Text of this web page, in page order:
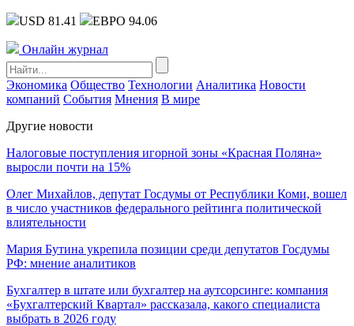
USD 81.41 ЕВРО 94.06
Онлайн журнал
Экономика Общество Технологии Аналитика Новости
компаний События Мнения В мире
Другие новости
Налоговые поступления игорной зоны «Красная Поляна»
выросли почти на 15%
Олег Михайлов, депутат Госдумы от Республики Коми, вошел
в число участников федерального рейтинга политической
влиятельности
Мария Бутина укрепила позиции среди депутатов Госдумы
РФ: мнение аналитиков
Бухгалтер в штате или бухгалтер на аутсорсинге: компания
«Бухгалтерский Квартал» рассказала, какого специалиста
выбрать в 2026 году